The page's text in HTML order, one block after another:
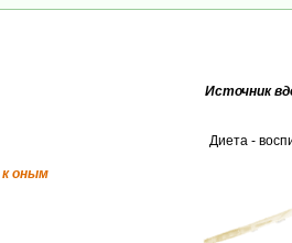
к оным
Источник
Диета -